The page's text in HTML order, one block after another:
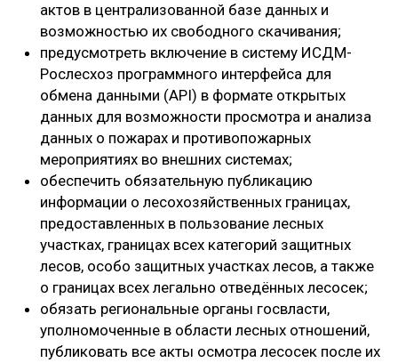
актов в централизованной базе данных и
возможностью их свободного скачивания;
предусмотреть включение в систему ИСДМ-
Рослесхоз программного интерфейса для
обмена данными (API) в формате открытых
данных для возможности просмотра и анализа
данных о пожарах и противопожарных
мероприятиях во внешних системах;
обеспечить обязательную публикацию
информации о лесохозяйственных границах,
предоставленных в пользование лесных
участках, границах всех категорий защитных
лесов, особо защитных участках лесов, а также
о границах всех легально отведённых лесосек;
обязать региональные органы госвласти,
уполномоченные в области лесных отношений,
публиковать все акты осмотра лесосек после их